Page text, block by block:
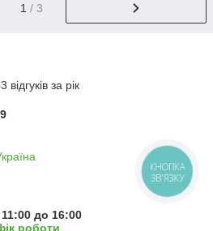
1 / 3
за рік
до 16:00
роботи
КНОПКА
ЗВ'ЯЗКУ